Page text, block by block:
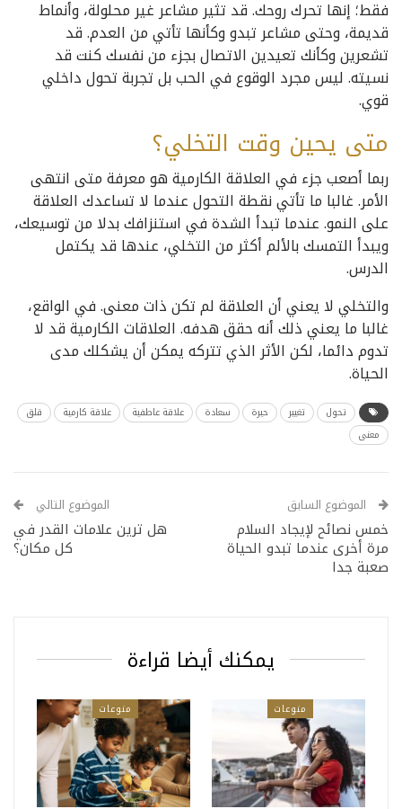
فقط؛ إنها تحرك روحك. قد تثير مشاعر غير محلولة، وأنماط
قديمة، وحتى مشاعر تبدو وكأنها تأتي من العدم. قد
تشعرين وكأنك تعيدين الاتصال بجزء من نفسك كنت قد
نسيته. ليس مجرد الوقوع في الحب بل تجربة تحول داخلي
قوي.
متى يحين وقت التخلي؟
ربما أصعب جزء في العلاقة الكارمية هو معرفة متى انتهى
الأمر. غالبا ما تأتي نقطة التحول عندما لا تساعدك العلاقة
على النمو. عندما تبدأ الشدة في استنزافك بدلا من توسيعك،
ويبدأ التمسك بالألم أكثر من التخلي، عندها قد يكتمل
الدرس.
والتخلي لا يعني أن العلاقة لم تكن ذات معنى. في الواقع،
غالبا ما يعني ذلك أنه حقق هدفه. العلاقات الكارمية قد لا
تدوم دائما، لكن الأثر الذي تتركه يمكن أن يشكلك مدى
الحياة.
تحول تغيير حيرة سعادة علاقة عاطفية علاقة كارمية
قلق
معنى
الموضوع السابق
خمس نصائح لإيجاد السلام
مرة أخرى عندما تبدو الحياة
صعبة جدا
الموضوع التالي
هل ترين علامات القدر في
كل مكان؟
يمكنك أيضا قراءة
منوعات منوعات